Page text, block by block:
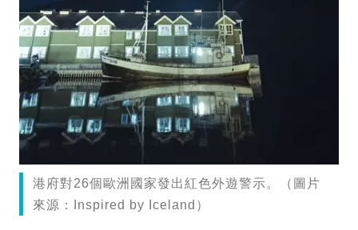
港府對26個歐洲國家發出紅色外遊警示。（圖片
來源：Inspired by Iceland）